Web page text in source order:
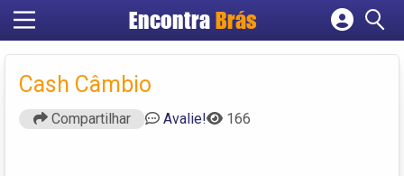
Encontra Brás
Cadastrar empresa
Cash Câmbio
Compartilhar Avalie! 166